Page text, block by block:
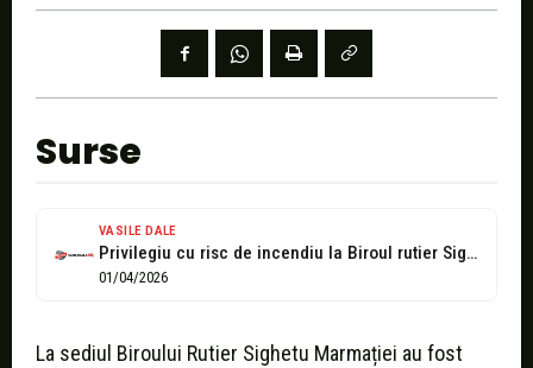
Surse
VASILE DALE
Privilegiu cu risc de incendiu la Biroul rutier Sighet: Deși prin acoperiș...
01/04/2026
La sediul Biroului Rutier Sighetu Marmației au fost